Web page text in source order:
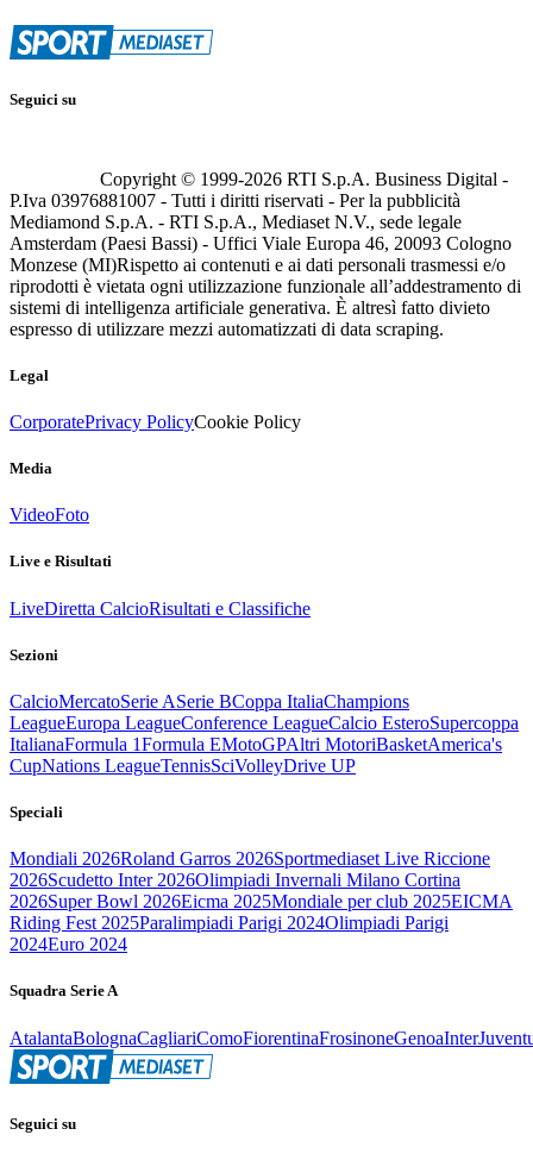
Seguici su
Copyright © 1999-2026 RTI S.p.A. Business Digital -
P.Iva 03976881007 - Tutti i diritti riservati - Per la pubblicità
Mediamond S.p.A. - RTI S.p.A., Mediaset N.V., sede legale
Amsterdam (Paesi Bassi) - Uffici Viale Europa 46, 20093 Cologno
Monzese (MI)Rispetto ai contenuti e ai dati personali trasmessi e/o
riprodotti è vietata ogni utilizzazione funzionale all’addestramento di
sistemi di intelligenza artificiale generativa. È altresì fatto divieto
espresso di utilizzare mezzi automatizzati di data scraping.
Legal
CorporatePrivacy PolicyCookie Policy
Media
VideoFoto
Live e Risultati
LiveDiretta CalcioRisultati e Classifiche
Sezioni
CalcioMercatoSerie ASerie BCoppa ItaliaChampions
LeagueEuropa LeagueConference LeagueCalcio EsteroSupercoppa
ItalianaFormula 1Formula EMotoGPAltri MotoriBasketAmerica's
CupNations LeagueTennisSciVolleyDrive UP
Speciali
Mondiali 2026Roland Garros 2026Sportmediaset Live Riccione
2026Scudetto Inter 2026Olimpiadi Invernali Milano Cortina
2026Super Bowl 2026Eicma 2025Mondiale per club 2025EICMA
Riding Fest 2025Paralimpiadi Parigi 2024Olimpiadi Parigi
2024Euro 2024
Squadra Serie A
AtalantaBolognaCagliariComoFiorentinaFrosinoneGenoaInter
Seguici su